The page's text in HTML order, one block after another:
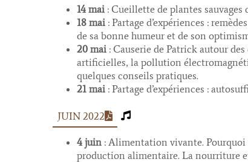
14 mai : Cueillette de plantes
18 mai : Partage d’expériences :
de sa bonne humeur et de son
20 mai : Causerie de Patrick autour
artificielles, la pollution
quelques conseils pratiques.
21 mai : Partage d’expériences :
JUIN 2022
4 juin : Alimentation vivante. Pourquoi
production alimentaire. La nourriture